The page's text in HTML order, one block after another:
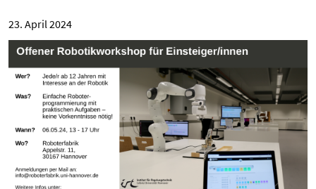
23. April 2024